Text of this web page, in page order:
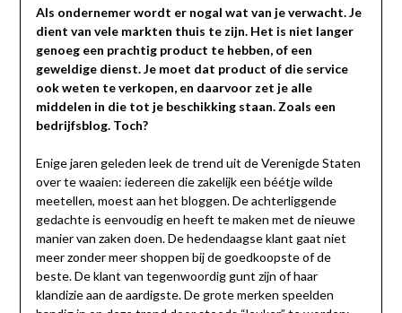
Als ondernemer wordt er nogal wat van je verwacht. Je
dient van vele markten thuis te zijn. Het is niet langer
genoeg een prachtig product te hebben, of een
geweldige dienst. Je moet dat product of die service
ook weten te verkopen, en daarvoor zet je alle
middelen in die tot je beschikking staan. Zoals een
bedrijfsblog. Toch?
Enige jaren geleden leek de trend uit de Verenigde Staten
over te waaien: iedereen die zakelijk een béétje wilde
meetellen, moest aan het bloggen. De achterliggende
gedachte is eenvoudig en heeft te maken met de nieuwe
manier van zaken doen. De hedendaagse klant gaat niet
meer zonder meer shoppen bij de goedkoopste of de
beste. De klant van tegenwoordig gunt zijn of haar
klandizie aan de aardigste. De grote merken speelden